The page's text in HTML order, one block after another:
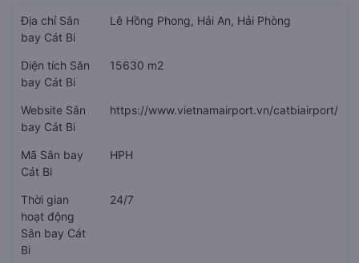
Địa chỉ Sân
bay Cát Bi
Lê Hồng Phong, Hải An, Hải Phòng
Diện tích Sân
bay Cát Bi
15630 m2
Website Sân
bay Cát Bi
https://www.vietnamairport.vn/catbiairport/
Mã Sân bay
Cát Bi
HPH
Thời gian
hoạt động
Sân bay Cát
Bi
24/7